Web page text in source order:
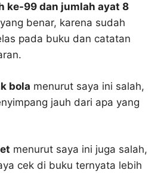
ke-99 dan jumlah ayat 8
benar, karena sudah
pada buku dan catatan
bola menurut saya ini salah,
jauh dari apa yang
menurut saya ini juga salah,
cek di buku ternyata lebih